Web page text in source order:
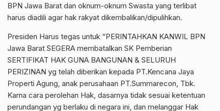
BPN Jawa Barat dan oknum-oknum Swasta yang terlibat
harus diadili agar hak rakyat dikembalikan/dipulihkan.
Presiden Harus tegas untuk “PERINTAHKAN KANWIL BPN
Jawa Barat SEGERA membatalkan SK Pemberian
SERTIFIKAT HAK GUNA BANGUNAN & SELURUH
PERIZINAN yg telah diberikan kepada PT.Kencana Jaya
Properti Agung, anak perusahaan PT.Summarecon, Tbk.
Karna cara perolehan Hak, dasarnya tidak sesuai ketentuan
perundangan yg berlaku di negara ini, dan melanggar Hak